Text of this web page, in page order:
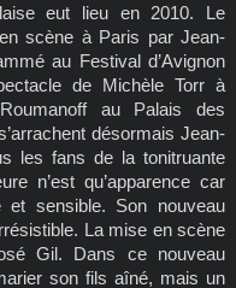
eut lieu en 2010. Le
scène à Paris par Jean-
au Festival d’Avignon
de Michèle Torr à
au Palais des
désormais Jean-
les fans de la tonitruante
n’est qu’apparence car
et sensible. Son nouveau
La mise en scène
Gil. Dans ce nouveau
son fils aîné, mais un